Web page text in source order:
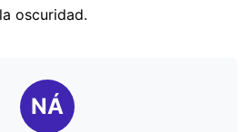
oscuridad.
NÁ